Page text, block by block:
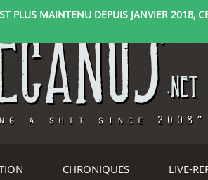
PLUS MAINTENU DEPUIS JANVIER 2018,
CHRONIQUES LIVE-